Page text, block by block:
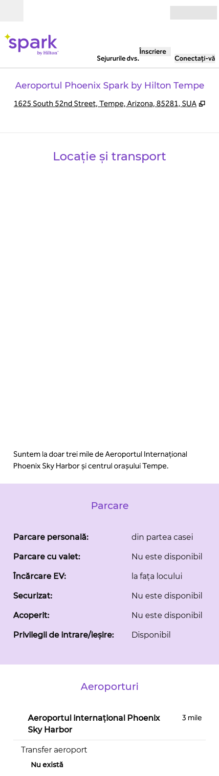
Sejururile dvs.
Înscriere
Conectați-vă
Aeroportul Phoenix Spark by Hilton Tempe
1625 South 52nd Street, Tempe, Arizona, 85281, SUA ,
Locație și transport
Suntem la doar trei mile de Aeroportul Internațional
Phoenix Sky Harbor și centrul orașului Tempe.
Parcare
Parcare personală: din partea casei
Parcare cu valet: Nu este disponibil
Încărcare EV: la fața locului
Securizat: Nu este disponibil
Acoperit: Nu este disponibil
Privilegii de intrare/ieșire: Disponibil
Aeroporturi
Aeroportul internațional Phoenix
Sky Harbor
3 mile
Transfer aeroport
Nu există